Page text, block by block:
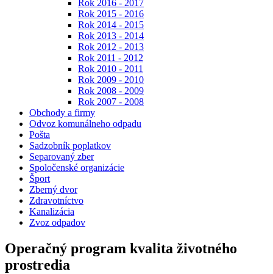
Rok 2016 - 2017
Rok 2015 - 2016
Rok 2014 - 2015
Rok 2013 - 2014
Rok 2012 - 2013
Rok 2011 - 2012
Rok 2010 - 2011
Rok 2009 - 2010
Rok 2008 - 2009
Rok 2007 - 2008
Obchody a firmy
Odvoz komunálneho odpadu
Pošta
Sadzobník poplatkov
Separovaný zber
Spoločenské organizácie
Šport
Zberný dvor
Zdravotníctvo
Kanalizácia
Zvoz odpadov
Operačný program kvalita životného
prostredia